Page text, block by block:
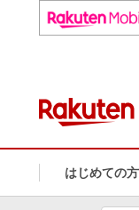
はじめての